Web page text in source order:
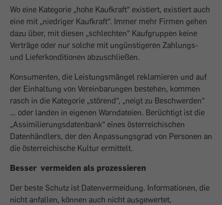
Wo eine Kategorie „hohe Kaufkraft“ existiert, existiert auch
eine mit „niedriger Kaufkraft“. Immer mehr Firmen gehen
dazu über, mit diesen „schlechten“ Kaufgruppen keine
Verträge oder nur solche mit ungünstigeren Zahlungs-
und Lieferkonditionen abzuschließen.
Konsumenten, die Leistungsmängel reklamieren und auf
der Einhaltung von Vereinbarungen bestehen, kommen
rasch in die Kategorie „störend“, „neigt zu Beschwerden“
... oder landen in eigenen Warndateien. Berüchtigt ist die
„Assimilierungsdatenbank“ eines österreichischen
Datenhändlers, der den Anpassungsgrad von Personen an
die österreichische Kultur ermittelt.
Besser vermeiden als prozessieren
Der beste Schutz ist Datenvermeidung. Informationen, die
nicht anfallen, können auch nicht ausgewertet,